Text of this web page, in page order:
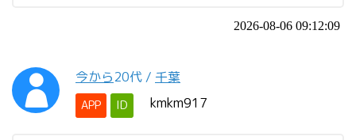
2026-08-06 09:12:09
今から20代 / 千葉
APP ID kmkm917